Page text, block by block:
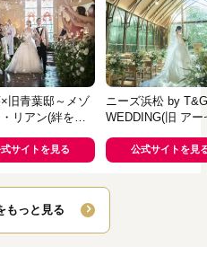
旧青葉邸～メゾ
リアン(絆を紡
サイトを見る
ニーズ浜松 by T&G
WEDDING(旧 アー
公式サイトを見
もっと見る